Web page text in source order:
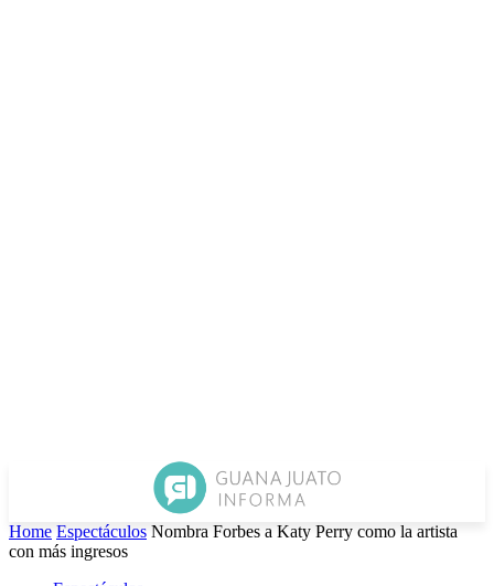
Home Espectáculos Nombra Forbes a Katy Perry como la artista
con más ingresos